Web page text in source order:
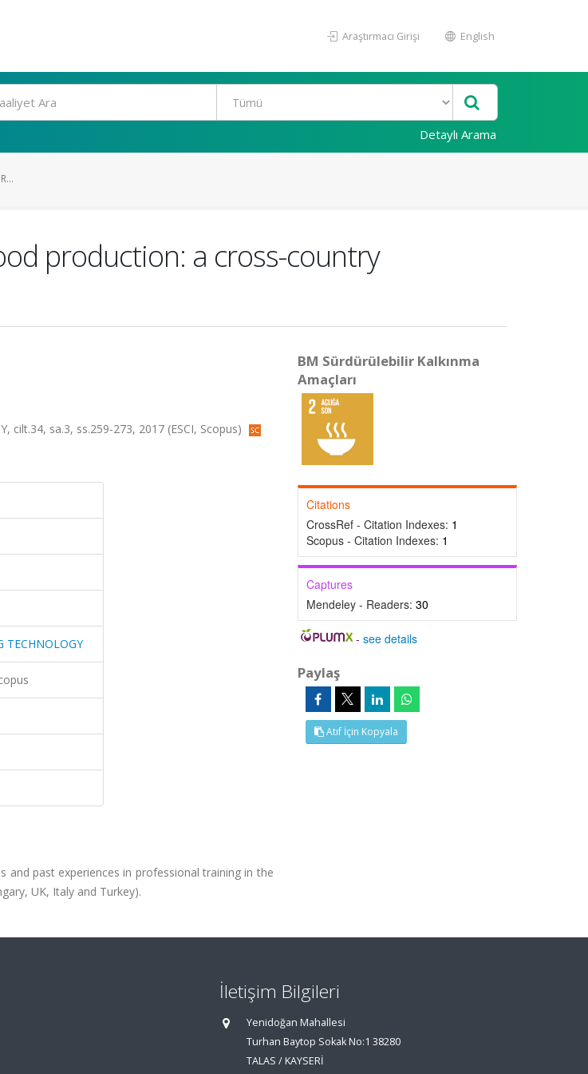
Araştırmacı Girişi English
Detaylı Arama
production: a cross-country
cilt.34, sa.3, ss.259-273, 2017 (ESCI, Scopus)
TECHNOLOGY
and past experiences in professional training in the
UK, Italy and Turkey).
BM Sürdürülebilir Kalkınma
Amaçları
Citations
CrossRef - Citation Indexes: 1
Scopus - Citation Indexes: 1
Captures
Mendeley - Readers: 30
-see details
Paylaş
Atıf İçin Kopyala
İletişim Bilgileri
Yenidoğan Mahallesi
Turhan Baytop Sokak No:1 38280
TALAS / KAYSERİ